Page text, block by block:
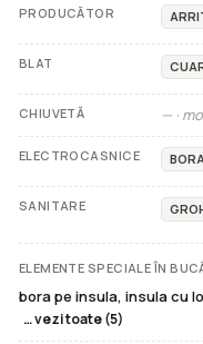
PRODUCĂTOR
BLAT
CHIUVETĂ — ·
ELECTROCASNICE BORA
SANITARE
ELEMENTE SPECIALE ÎN
bora pe insula, insula cu
… vezi toate (5)